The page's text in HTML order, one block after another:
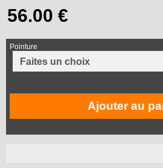
Pointure
Ajouter au